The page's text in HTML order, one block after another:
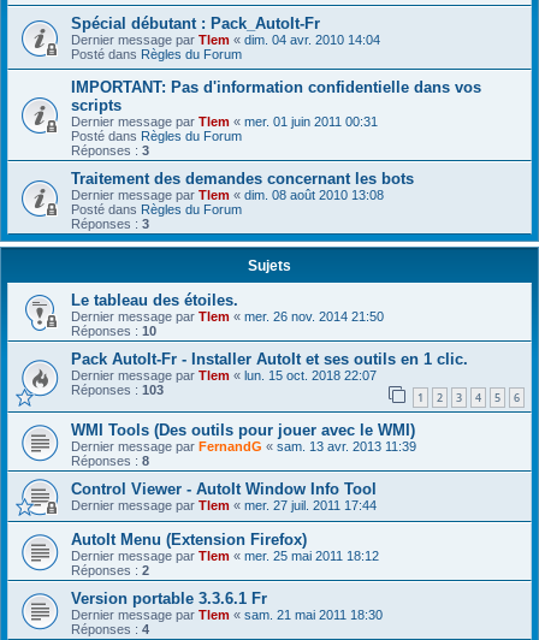
r
Spécial débutant : Pack_AutoIt-Fr
Dernier message par Tlem « dim. 04 avr. 2010 14:04
Posté dans Règles du Forum
IMPORTANT: Pas d'information confidentielle dans vos
scripts
Dernier message par Tlem « mer. 01 juin 2011 00:31
Posté dans Règles du Forum
Réponses : 3
Traitement des demandes concernant les bots
Dernier message par Tlem « dim. 08 août 2010 13:08
Posté dans Règles du Forum
Réponses : 3
Sujets
Le tableau des étoiles.
Dernier message par Tlem « mer. 26 nov. 2014 21:50
Réponses : 10
Pack AutoIt-Fr - Installer AutoIt et ses outils en 1 clic.
Dernier message par Tlem « lun. 15 oct. 2018 22:07
Réponses : 103 1 2 3 4 5 6
WMI Tools (Des outils pour jouer avec le WMI)
Dernier message par FernandG « sam. 13 avr. 2013 11:39
Réponses : 8
Control Viewer - AutoIt Window Info Tool
Dernier message par Tlem « mer. 27 juil. 2011 17:44
AutoIt Menu (Extension Firefox)
Dernier message par Tlem « mer. 25 mai 2011 18:12
Réponses : 2
Version portable 3.3.6.1 Fr
Dernier message par Tlem « sam. 21 mai 2011 18:30
Réponses : 4